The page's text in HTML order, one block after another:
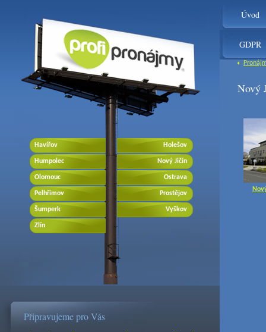
Úvod
GDPR
Nový
Havířov Holešov
Humpolec Nový Jičín
Olomouc Ostrava
Pelhřimov Prostějov
Šumperk Vyškov
Zlín
Připravujeme pro Vás